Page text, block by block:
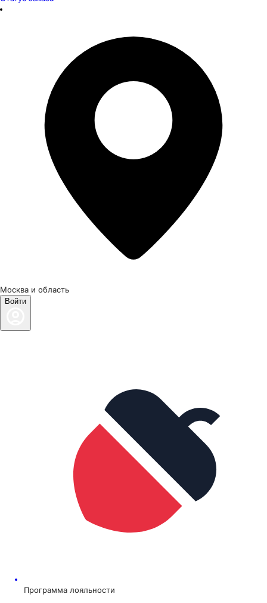
Москва и область
Войти
Программа лояльности